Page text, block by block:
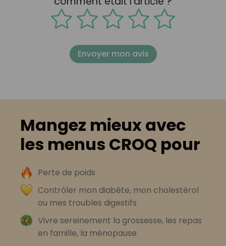
Envoyer mon avis
Mangez mieux avec
les menus CROQ pour
Perte de poids
Contrôler mon diabète, mon cholestérol
ou mes troubles digestifs
Vivre sereinement la grossesse, les repas
en famille, la ménopause